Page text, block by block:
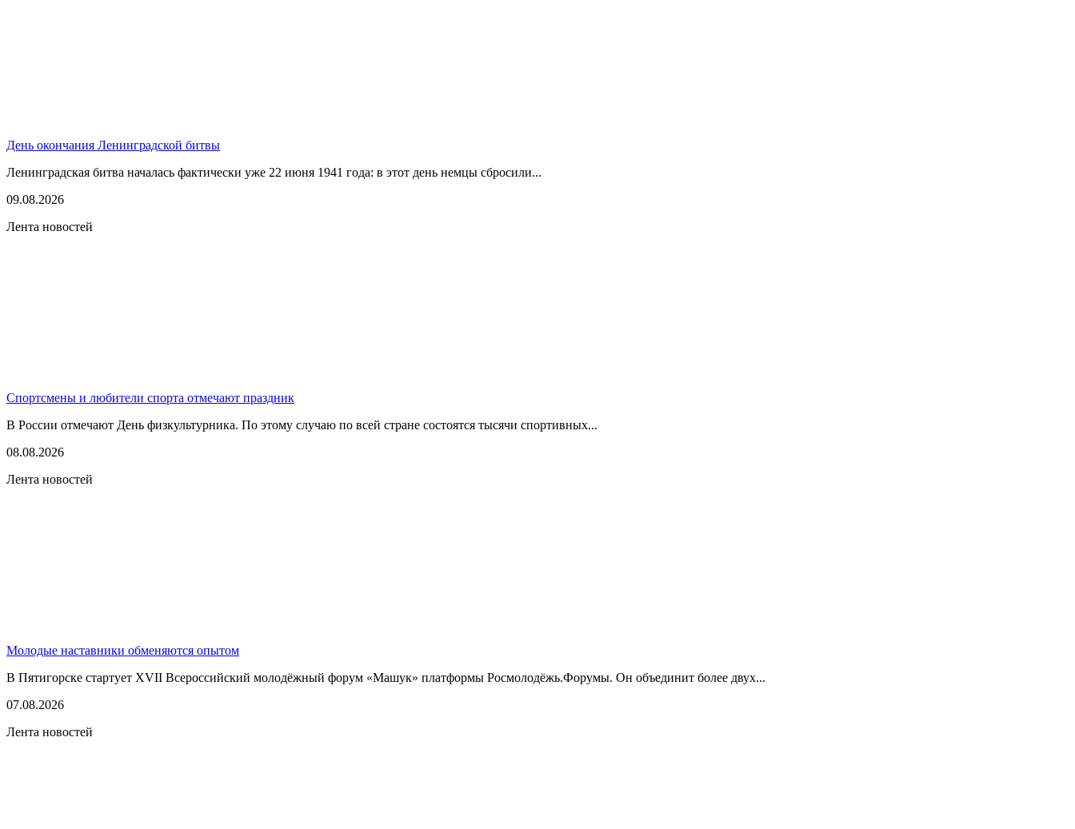
День окончания Ленинградской битвы
Ленинградская битва началась фактически уже 22 июня 1941 года: в этот день немцы сбросили...
09.08.2026
Лента новостей
Спортсмены и любители спорта отмечают праздник
В России отмечают День физкультурника. По этому случаю по всей стране состоятся тысячи спортивных...
08.08.2026
Лента новостей
Молодые наставники обменяются опытом
В Пятигорске стартует XVII Всероссийский молодёжный форум «Машук» платформы Росмолодёжь.Форумы. Он объединит более двух...
07.08.2026
Лента новостей